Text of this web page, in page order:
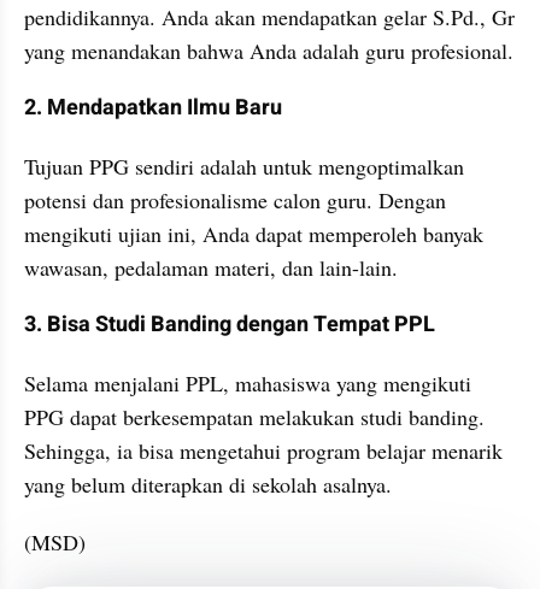
pendidikannya. Anda akan mendapatkan gelar S.Pd., Gr
yang menandakan bahwa Anda adalah guru profesional.
2. Mendapatkan Ilmu Baru
Tujuan PPG sendiri adalah untuk mengoptimalkan
potensi dan profesionalisme calon guru. Dengan
mengikuti ujian ini, Anda dapat memperoleh banyak
wawasan, pedalaman materi, dan lain-lain.
3. Bisa Studi Banding dengan Tempat PPL
Selama menjalani PPL, mahasiswa yang mengikuti
PPG dapat berkesempatan melakukan studi banding.
Sehingga, ia bisa mengetahui program belajar menarik
yang belum diterapkan di sekolah asalnya.
(MSD)